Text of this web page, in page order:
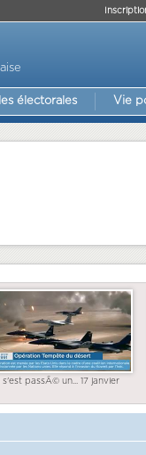
électorales Vie
s'est passÃ© un... 17 janvier